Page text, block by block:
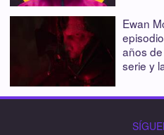
Ewan
años
serie y